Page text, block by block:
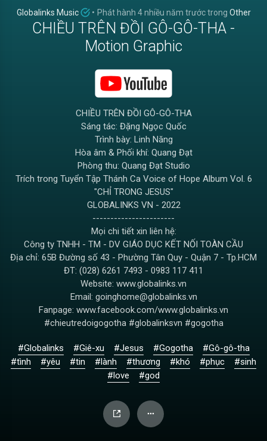
Globalinks Music • Phát hành 4 nhiều năm trướctrong Other
CHIỀU TRÊN ĐỒI GÔ-GÔ-THA -
Motion Graphic
CHIỀU TRÊN ĐỒI GÔ-GÔ-THA
Sáng tác: Đặng Ngọc Quốc
Trình bày: Linh Năng
Hòa âm & Phối khí: Quang Đạt
Phòng thu: Quang Đạt Studio
Trích trong Tuyển Tập Thánh Ca Voice of Hope Album Vol. 6
"CHỈ TRONG JESUS"
GLOBALINKS VN - 2022
-----------------------
Mọi chi tiết xin liên hệ:
Công ty TNHH - TM - DV GIÁO DỤC KẾT NỐI TOÀN CẦU
Địa chỉ: 65B Đường số 43 - Phường Tân Quy - Quận 7 - Tp.HCM
ĐT: (028) 6261 7493 - 0983 117 411
Website: www.globalinks.vn
Email: goinghome@globalinks.vn
Fanpage: www.facebook.com/www.globalinks.vn
#chieutredoigogotha #globalinksvn #gogotha
#Globalinks #Giê-xu #Jesus #Gogotha
#Gô-gô-tha
#tình
#yêu #tin #lành #thương #khó #phục
#sinh
#love
#god